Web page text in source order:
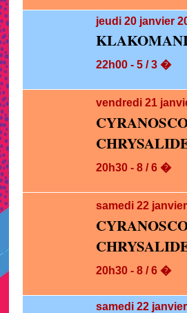
jeudi 20 janvier
22h00 - 5 / 3 �
vendredi 21
20h30 - 8 / 6 �
samedi 22
20h30 - 8 / 6 �
samedi 22